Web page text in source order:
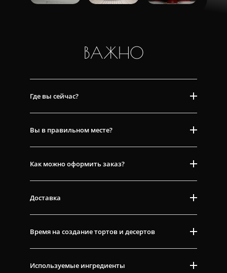
ВАЖНО
Где вы сейчас?
Вы в правильном месте?
Как можно оформить заказ?
Доставка
Время на создание тортов и десертов
Используемые ингредиенты